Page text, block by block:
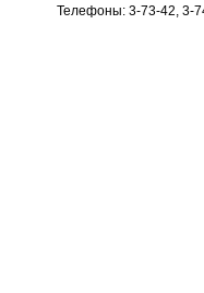
Телефоны: 3-73-42, 3-